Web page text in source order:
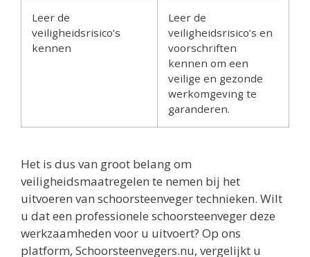
Leer de
veiligheidsrisico’s
kennen
Leer de
veiligheidsrisico’s en
voorschriften
kennen om een
veilige en gezonde
werkomgeving te
garanderen.
Het is dus van groot belang om
veiligheidsmaatregelen te nemen bij het
uitvoeren van schoorsteenveger technieken. Wilt
u dat een professionele schoorsteenveger deze
werkzaamheden voor u uitvoert? Op ons
platform, Schoorsteenvegers.nu, vergelijkt u